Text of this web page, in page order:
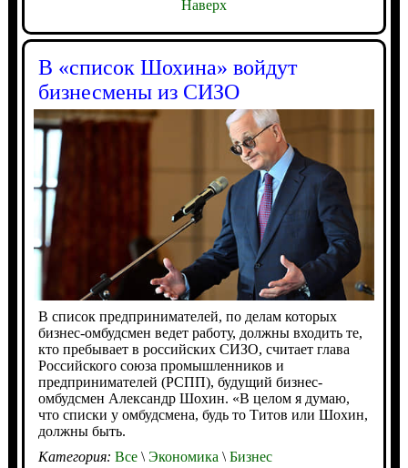
Наверх
В «список Шохина» войдут
бизнесмены из СИЗО
В список предпринимателей, по делам которых
бизнес-омбудсмен ведет работу, должны входить те,
кто пребывает в российских СИЗО, считает глава
Российского союза промышленников и
предпринимателей (РСПП), будущий бизнес-
омбудсмен Александр Шохин. «В целом я думаю,
что списки у омбудсмена, будь то Титов или Шохин,
должны быть.
Категория: Все\Экономика \Бизнес